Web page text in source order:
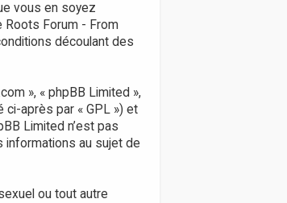
vous en soyez
Roots Forum - From
découlant des
», « phpBB Limited »,
ci-après par « GPL ») et
Limited n’est pas
informations au sujet de
ou tout autre